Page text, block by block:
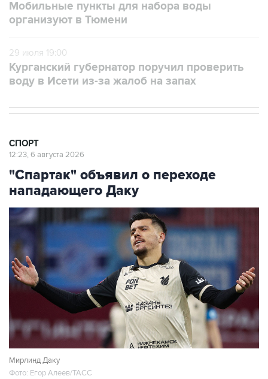
Мобильные пункты для набора воды
организуют в Тюмени
29 июля 19:00
Курганский губернатор поручил проверить
воду в Исети из-за жалоб на запах
СПОРТ
12:23, 6 августа 2026
"Спартак" объявил о переходе
нападающего Даку
Мирлинд Даку
Фото: Егор Алеев/ТАСС